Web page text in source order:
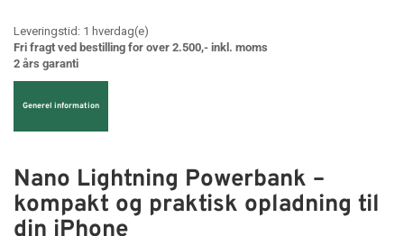
Leveringstid: 1 hverdag(e)
Fri fragt ved bestilling for over 2.500,- inkl. moms
2 års garanti
Generel information
Nano Lightning Powerbank –
kompakt og praktisk opladning til